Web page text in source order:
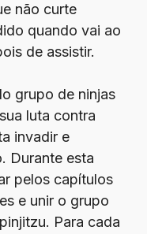
não curte
quando vai ao
de assistir.
grupo de ninjas
luta contra
invadir e
Durante esta
pelos capítulos
e unir o grupo
Para cada